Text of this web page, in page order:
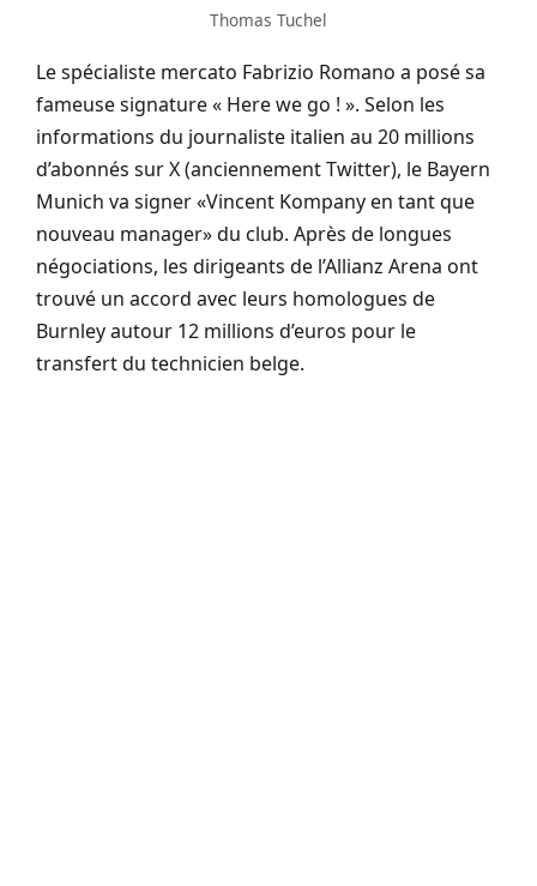
Thomas Tuchel
Le spécialiste mercato Fabrizio Romano a posé sa
fameuse signature « Here we go ! ». Selon les
informations du journaliste italien au 20 millions
d’abonnés sur X (anciennement Twitter), le Bayern
Munich va signer «Vincent Kompany en tant que
nouveau manager» du club. Après de longues
négociations, les dirigeants de l’Allianz Arena ont
trouvé un accord avec leurs homologues de
Burnley autour 12 millions d’euros pour le
transfert du technicien belge.